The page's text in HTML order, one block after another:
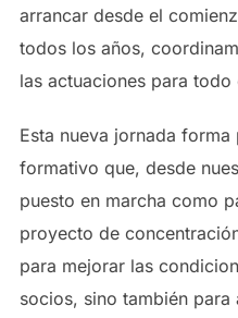
arrancar desde el
todos los años,
las actuaciones para
Esta nueva jornada
formativo que, desde
puesto en marcha como
proyecto de
para mejorar las
socios, sino también